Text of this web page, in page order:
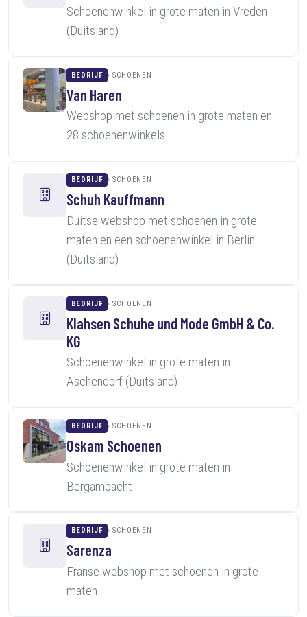
Schoenenwinkel in grote maten in Vreden
(Duitsland)
BEDRIJF SCHOENEN
Van Haren
Webshop met schoenen in grote maten en
28 schoenenwinkels
BEDRIJF SCHOENEN
Schuh Kauffmann
Duitse webshop met schoenen in grote
maten en een schoenenwinkel in Berlin
(Duitsland)
BEDRIJF SCHOENEN
Klahsen Schuhe und Mode GmbH & Co.
KG
Schoenenwinkel in grote maten in
Aschendorf (Duitsland)
BEDRIJF SCHOENEN
Oskam Schoenen
Schoenenwinkel in grote maten in
Bergambacht
BEDRIJF SCHOENEN
Sarenza
Franse webshop met schoenen in grote
maten